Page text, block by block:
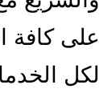
على كافة
لكل